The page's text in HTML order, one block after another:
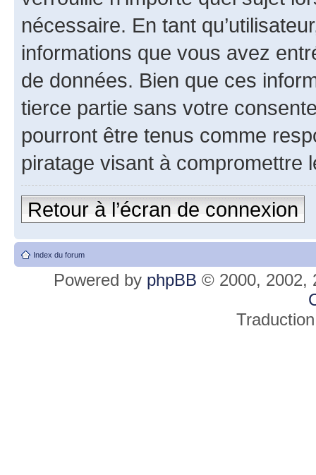
nécessaire. En tant
informations que vous avez
de données. Bien que ces
tierce partie sans votre
pourront être tenus comme
piratage visant à compromettre
Retour à l’écran de connexion
Index du forum
Powered by phpBB © 2000, 2002,